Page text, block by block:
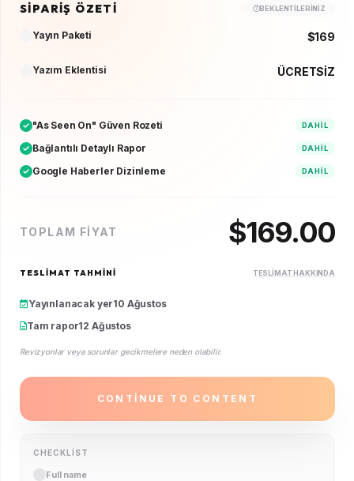
SIPARIŞ ÖZETI BEKLENTILERINIZ
Yayın Paketi $169
Yazım Eklentisi ÜCRETSİZ
"As Seen On" Güven Rozeti DAHIL
Bağlantılı Detaylı Rapor DAHIL
Google Haberler Dizinleme DAHIL
TOPLAM FIYAT $169.00
TESLIMAT TAHMINI TESLIMAT HAKKINDA
Yayınlanacak yer10 Ağustos
Tam rapor12 Ağustos
Revizyonlar veya sorunlar gecikmelere neden olabilir.
CONTINUE TO CONTENT
CHECKLIST
Full name